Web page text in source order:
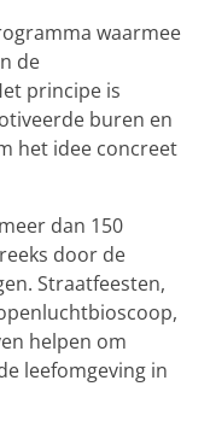
waarmee
de
principe is
buren en
het idee concreet
dan 150
door de
Straatfeesten,
helpen om
leefomgeving in